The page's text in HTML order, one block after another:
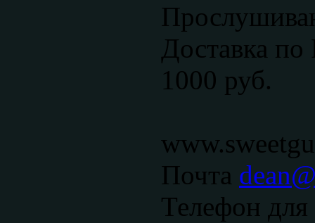
Доставка
1000 руб.
Почта
Телефон для